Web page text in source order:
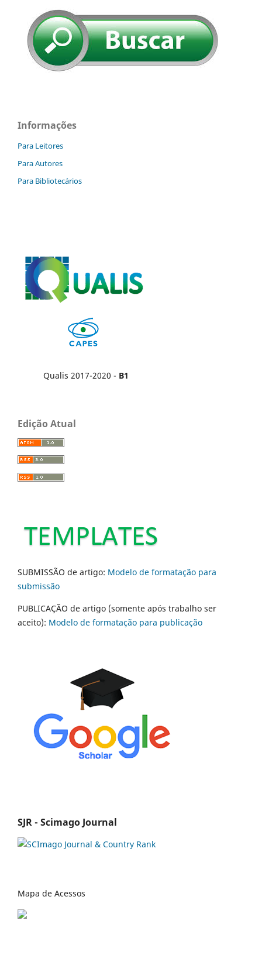
Informações
Para Leitores
Para Autores
Para Bibliotecários
Qualis 2017-2020 - B1
Edição Atual
SUBMISSÃO de artigo: Modelo de formatação para
submissão
PUBLICAÇÃO de artigo (somente após trabalho ser
aceito): Modelo de formatação para publicação
SJR - Scimago Journal
Mapa de Acessos